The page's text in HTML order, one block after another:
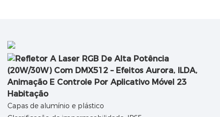
Habitação
Capas de alumínio e plástico